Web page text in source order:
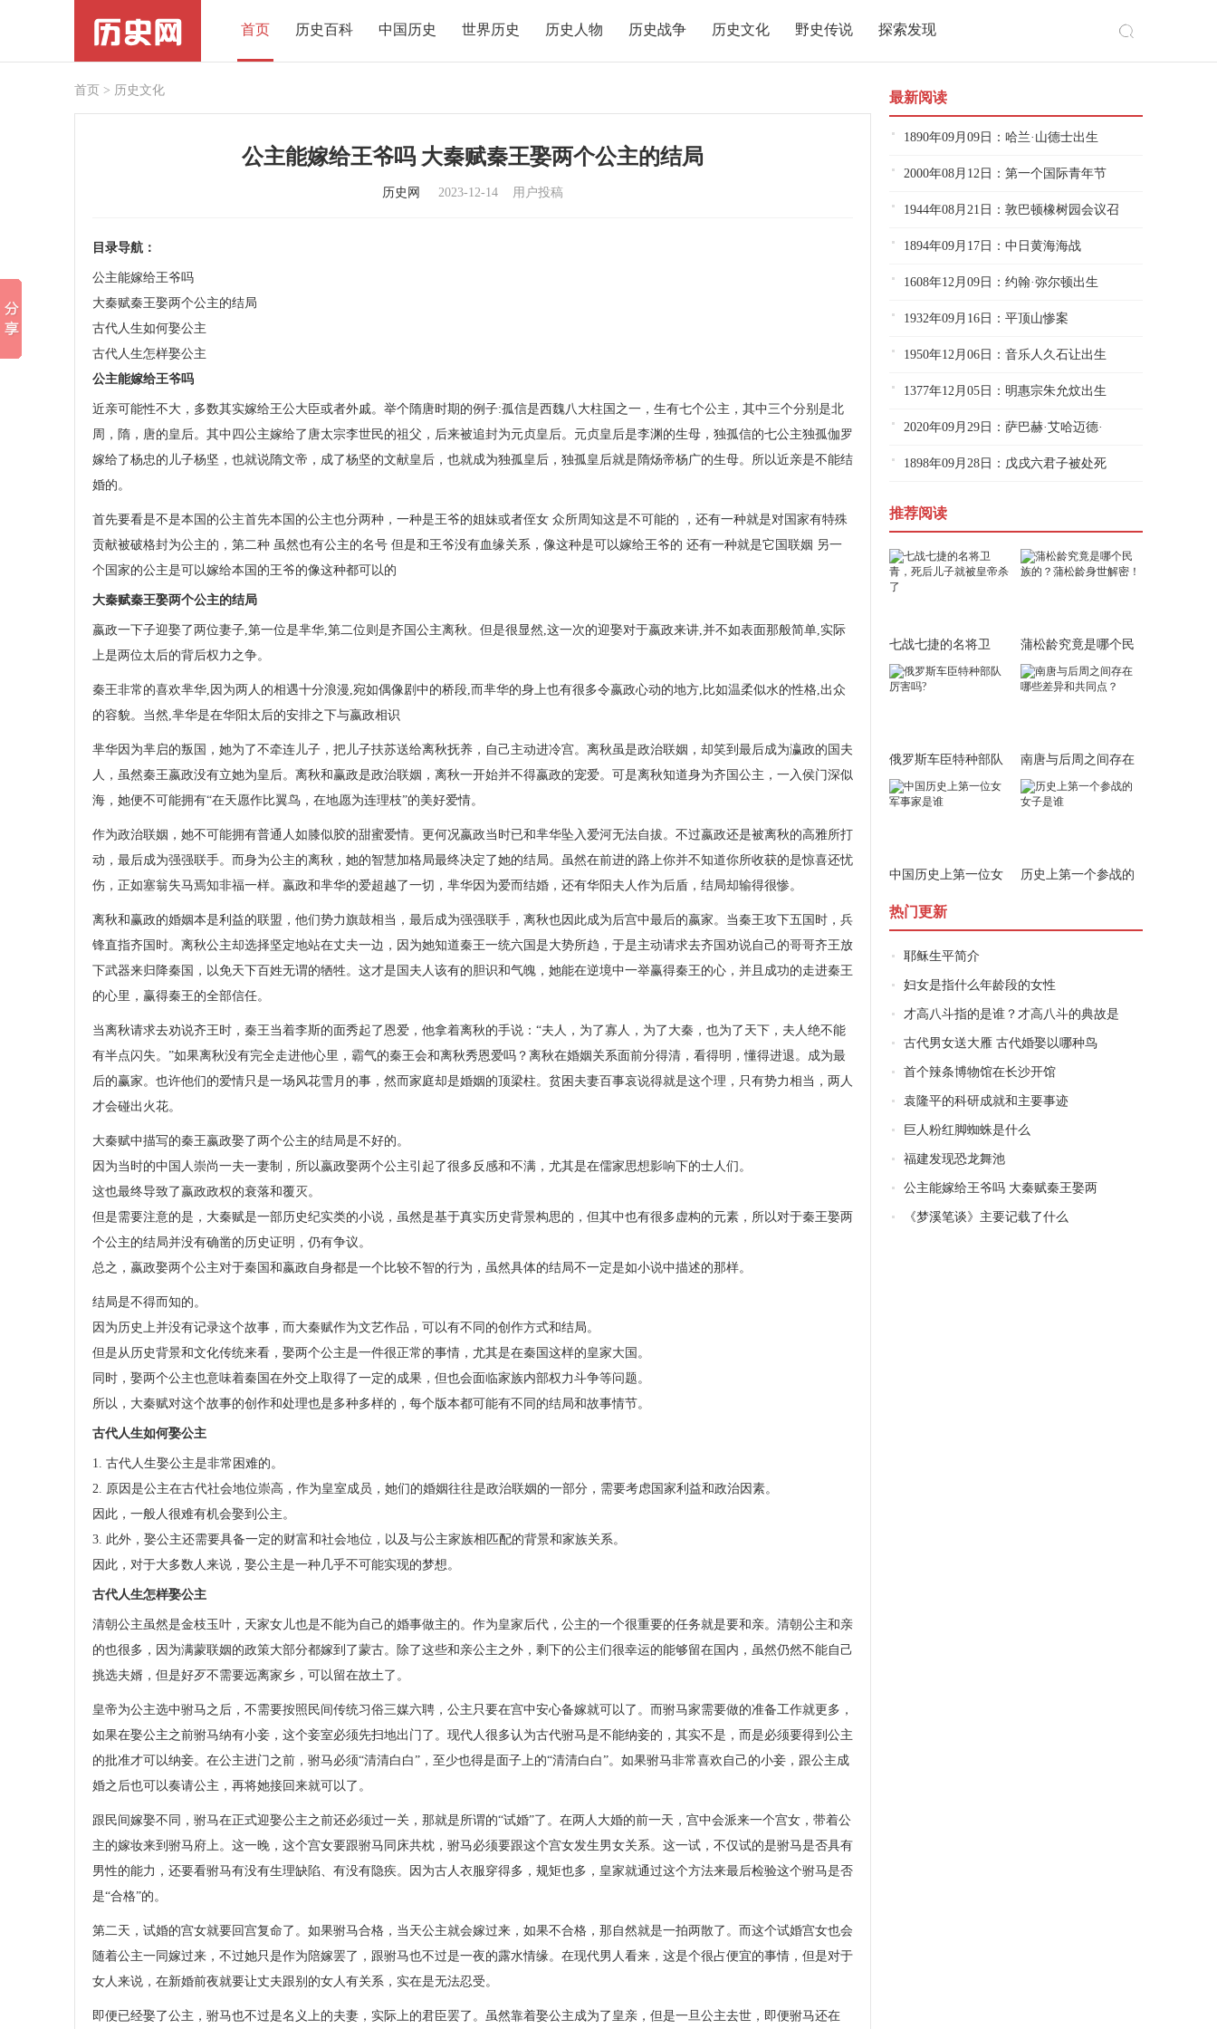
首页 历史百科 中国历史 世界历史 历史人物 历史战争 历史文化 野史传说 探索发现
首页 > 历史文化
公主能嫁给王爷吗 大秦赋秦王娶两个公主的结局
历史网 2023-12-14 用户投稿
目录导航：
公主能嫁给王爷吗
大秦赋秦王娶两个公主的结局
古代人生如何娶公主
古代人生怎样娶公主
公主能嫁给王爷吗
近亲可能性不大，多数其实嫁给王公大臣或者外戚。举个隋唐时期的例子:孤信是西魏八大柱国之一，生有七个公主，其中三个分别是北
周，隋，唐的皇后。其中四公主嫁给了唐太宗李世民的祖父，后来被追封为元贞皇后。元贞皇后是李渊的生母，独孤信的七公主独孤伽罗
嫁给了杨忠的儿子杨坚，也就说隋文帝，成了杨坚的文献皇后，也就成为独孤皇后，独孤皇后就是隋炀帝杨广的生母。所以近亲是不能结
婚的。
首先要看是不是本国的公主首先本国的公主也分两种，一种是王爷的姐妹或者侄女 众所周知这是不可能的 ，还有一种就是对国家有特殊
贡献被破格封为公主的，第二种 虽然也有公主的名号 但是和王爷没有血缘关系，像这种是可以嫁给王爷的 还有一种就是它国联姻 另一
个国家的公主是可以嫁给本国的王爷的像这种都可以的
大秦赋秦王娶两个公主的结局
嬴政一下子迎娶了两位妻子,第一位是芈华,第二位则是齐国公主离秋。但是很显然,这一次的迎娶对于嬴政来讲,并不如表面那般简单,实际
上是两位太后的背后权力之争。
秦王非常的喜欢芈华,因为两人的相遇十分浪漫,宛如偶像剧中的桥段,而芈华的身上也有很多令嬴政心动的地方,比如温柔似水的性格,出众
的容貌。当然,芈华是在华阳太后的安排之下与嬴政相识
芈华因为芈启的叛国，她为了不牵连儿子，把儿子扶苏送给离秋抚养，自己主动进冷宫。离秋虽是政治联姻，却笑到最后成为瀛政的国夫
人，虽然秦王嬴政没有立她为皇后。离秋和赢政是政治联姻，离秋一开始并不得嬴政的宠爱。可是离秋知道身为齐国公主，一入侯门深似
海，她便不可能拥有“在天愿作比翼鸟，在地愿为连理枝”的美好爱情。
作为政治联姻，她不可能拥有普通人如膝似胶的甜蜜爱情。更何况嬴政当时已和芈华坠入爱河无法自拔。不过嬴政还是被离秋的高雅所打
动，最后成为强强联手。而身为公主的离秋，她的智慧加格局最终决定了她的结局。虽然在前进的路上你并不知道你所收获的是惊喜还忧
伤，正如塞翁失马焉知非福一样。嬴政和芈华的爱超越了一切，芈华因为爱而结婚，还有华阳夫人作为后盾，结局却输得很惨。
离秋和赢政的婚姻本是利益的联盟，他们势力旗鼓相当，最后成为强强联手，离秋也因此成为后宫中最后的嬴家。当秦王攻下五国时，兵
锋直指齐国时。离秋公主却选择坚定地站在丈夫一边，因为她知道秦王一统六国是大势所趋，于是主动请求去齐国劝说自己的哥哥齐王放
下武器来归降秦国，以免天下百姓无谓的牺牲。这才是国夫人该有的胆识和气魄，她能在逆境中一举赢得秦王的心，并且成功的走进秦王
的心里，赢得秦王的全部信任。
当离秋请求去劝说齐王时，秦王当着李斯的面秀起了恩爱，他拿着离秋的手说：“夫人，为了寡人，为了大秦，也为了天下，夫人绝不能
有半点闪失。”如果离秋没有完全走进他心里，霸气的秦王会和离秋秀恩爱吗？离秋在婚姻关系面前分得清，看得明，懂得进退。成为最
后的赢家。也许他们的爱情只是一场风花雪月的事，然而家庭却是婚姻的顶梁柱。贫困夫妻百事哀说得就是这个理，只有势力相当，两人
才会碰出火花。
大秦赋中描写的秦王嬴政娶了两个公主的结局是不好的。
因为当时的中国人崇尚一夫一妻制，所以嬴政娶两个公主引起了很多反感和不满，尤其是在儒家思想影响下的士人们。
这也最终导致了嬴政政权的衰落和覆灭。
但是需要注意的是，大秦赋是一部历史纪实类的小说，虽然是基于真实历史背景构思的，但其中也有很多虚构的元素，所以对于秦王娶两
个公主的结局并没有确凿的历史证明，仍有争议。
总之，嬴政娶两个公主对于秦国和嬴政自身都是一个比较不智的行为，虽然具体的结局不一定是如小说中描述的那样。
结局是不得而知的。
因为历史上并没有记录这个故事，而大秦赋作为文艺作品，可以有不同的创作方式和结局。
但是从历史背景和文化传统来看，娶两个公主是一件很正常的事情，尤其是在秦国这样的皇家大国。
同时，娶两个公主也意味着秦国在外交上取得了一定的成果，但也会面临家族内部权力斗争等问题。
所以，大秦赋对这个故事的创作和处理也是多种多样的，每个版本都可能有不同的结局和故事情节。
古代人生如何娶公主
1. 古代人生娶公主是非常困难的。
2. 原因是公主在古代社会地位崇高，作为皇室成员，她们的婚姻往往是政治联姻的一部分，需要考虑国家利益和政治因素。
因此，一般人很难有机会娶到公主。
3. 此外，娶公主还需要具备一定的财富和社会地位，以及与公主家族相匹配的背景和家族关系。
因此，对于大多数人来说，娶公主是一种几乎不可能实现的梦想。
古代人生怎样娶公主
清朝公主虽然是金枝玉叶，天家女儿也是不能为自己的婚事做主的。作为皇家后代，公主的一个很重要的任务就是要和亲。清朝公主和亲
的也很多，因为满蒙联姻的政策大部分都嫁到了蒙古。除了这些和亲公主之外，剩下的公主们很幸运的能够留在国内，虽然仍然不能自己
挑选夫婿，但是好歹不需要远离家乡，可以留在故土了。
皇帝为公主选中驸马之后，不需要按照民间传统习俗三媒六聘，公主只要在宫中安心备嫁就可以了。而驸马家需要做的准备工作就更多，
如果在娶公主之前驸马纳有小妾，这个妾室必须先扫地出门了。现代人很多认为古代驸马是不能纳妾的，其实不是，而是必须要得到公主
的批准才可以纳妾。在公主进门之前，驸马必须“清清白白”，至少也得是面子上的“清清白白”。如果驸马非常喜欢自己的小妾，跟公主成
婚之后也可以奏请公主，再将她接回来就可以了。
跟民间嫁娶不同，驸马在正式迎娶公主之前还必须过一关，那就是所谓的“试婚”了。在两人大婚的前一天，宫中会派来一个宫女，带着公
主的嫁妆来到驸马府上。这一晚，这个宫女要跟驸马同床共枕，驸马必须要跟这个宫女发生男女关系。这一试，不仅试的是驸马是否具有
男性的能力，还要看驸马有没有生理缺陷、有没有隐疾。因为古人衣服穿得多，规矩也多，皇家就通过这个方法来最后检验这个驸马是否
是“合格”的。
第二天，试婚的宫女就要回宫复命了。如果驸马合格，当天公主就会嫁过来，如果不合格，那自然就是一拍两散了。而这个试婚宫女也会
随着公主一同嫁过来，不过她只是作为陪嫁罢了，跟驸马也不过是一夜的露水情缘。在现代男人看来，这是个很占便宜的事情，但是对于
女人来说，在新婚前夜就要让丈夫跟别的女人有关系，实在是无法忍受。
即便已经娶了公主，驸马也不过是名义上的夫妻，实际上的君臣罢了。虽然靠着娶公主成为了皇亲，但是一旦公主去世，即便驸马还在
最新阅读
1890年09月09日：哈兰·山德士出生
2000年08月12日：第一个国际青年节
1944年08月21日：敦巴顿橡树园会议召
1894年09月17日：中日黄海海战
1608年12月09日：约翰·弥尔顿出生
1932年09月16日：平顶山惨案
1950年12月06日：音乐人久石让出生
1377年12月05日：明惠宗朱允炆出生
2020年09月29日：萨巴赫·艾哈迈德·
1898年09月28日：戊戌六君子被处死
推荐阅读
七战七捷的名将卫
青，死后儿子就被皇
蒲松龄究竟是哪个民
族的？蒲松龄身世
俄罗斯车臣特种部队
厉害吗?
南唐与后周之间存在
哪些差异和共同
中国历史上第一位女
历史上第一个参战的
热门更新
耶稣生平简介
妇女是指什么年龄段的女性
才高八斗指的是谁？才高八斗的典故是
古代男女送大雁 古代婚娶以哪种鸟
首个辣条博物馆在长沙开馆
袁隆平的科研成就和主要事迹
巨人粉红脚蜘蛛是什么
福建发现恐龙舞池
公主能嫁给王爷吗 大秦赋秦王娶两
《梦溪笔谈》主要记载了什么